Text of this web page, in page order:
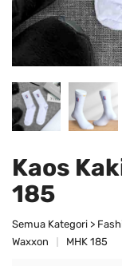
Kaos
185
Semua Kategori >
Waxxon
MHK 185